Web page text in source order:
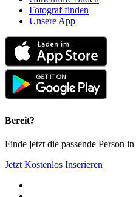
Fotograf finden
Unsere App
Bereit?
Finde jetzt die passende Person
Jetzt Kostenlos Inserieren